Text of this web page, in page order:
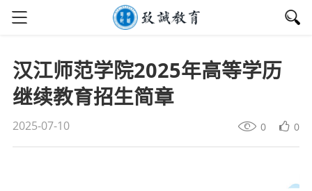
汉江师范学院2025年高等学历
继续教育招生简章
2025-07-10 0 0